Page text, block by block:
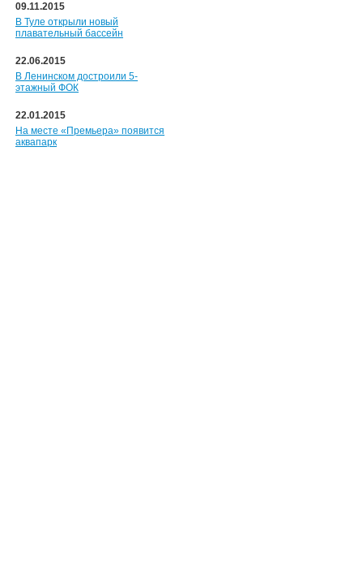
09.11.2015
В Туле открыли новый
плавательный бассейн
22.06.2015
В Ленинском достроили 5-
этажный ФОК
22.01.2015
На месте «Премьера» появится
аквапарк